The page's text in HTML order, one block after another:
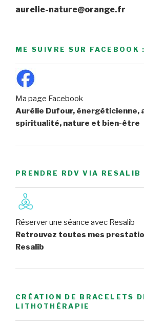
aurelie-nature@orange.fr
ME SUIVRE SUR FACEBOOK :
Ma page Facebook
Aurélie Dufour, énergéticienne,
spiritualité, nature et bien-être
PRENDRE RDV VIA RESALIB
Réserver une séance avec Resalib
Retrouvez toutes mes
Resalib
CRÉATION DE BRACELETS
LITHOTHÉRAPIE